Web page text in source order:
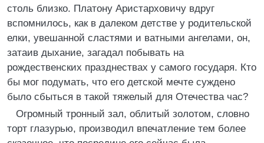
столь близко. Платону Аристарховичу вдруг
вспомнилось, как в далеком детстве у родительской
елки, увешанной сластями и ватными ангелами, он,
затаив дыхание, загадал побывать на
рождественских празднествах у самого государя. Кто
бы мог подумать, что его детской мечте суждено
было сбыться в такой тяжелый для Отечества час?
Огромный тронный зал, облитый золотом, словно
торт глазурью, производил впечатление тем более